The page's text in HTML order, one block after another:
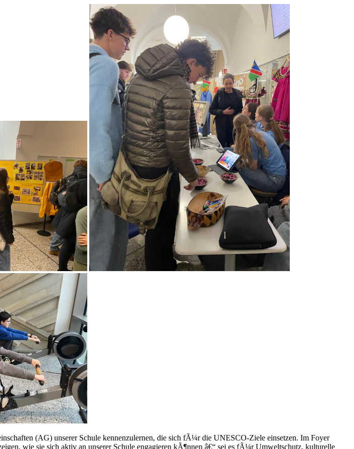
(AG) unserer Schule kennenzulernen, die sich fÃ¼r die UNESCO-Ziele einsetzen. Im Foyer
wie sie sich aktiv an unserer Schule engagieren kÃ¶nnen â€“ sei es fÃ¼r Umweltschutz, kulturelle